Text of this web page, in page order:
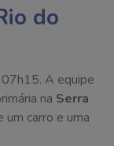
do
A equipe
na Serra
um carro e uma